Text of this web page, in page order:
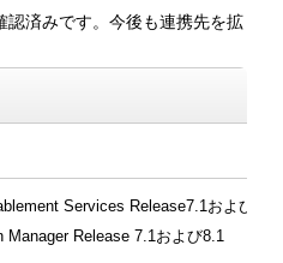
認済みです。今後も連携先を拡
Services Release7.1および8.1
Manager Release 7.1および8.1